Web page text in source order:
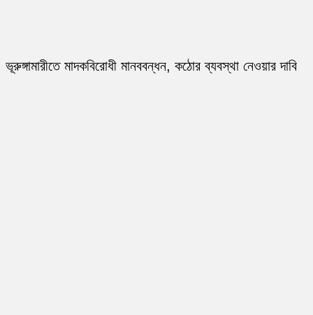
ভূরুঙ্গামারীতে মাদকবিরোধী মানববন্ধন, কঠোর ব্যবস্থা নেওয়ার দাবি